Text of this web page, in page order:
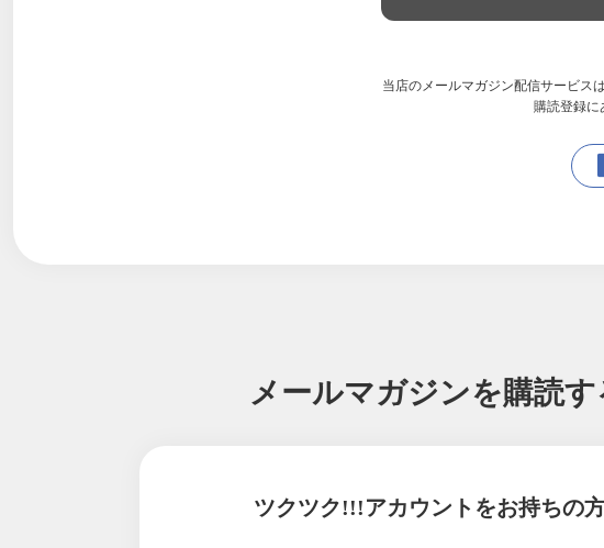
当店のメールマガジン配信サービス
購読登録に
メールマガジンを購読
ツクツク!!!アカウントをお持ちの